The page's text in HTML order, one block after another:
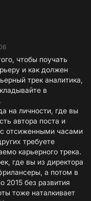
чтобы поучать
и как должен
трек аналитика,
в
на личности, где вы
автора поста и
с отсиженными часами
требуете
карьерного трека.
где вы из директора
а потом в
2015 без развития
тоже наталкивает